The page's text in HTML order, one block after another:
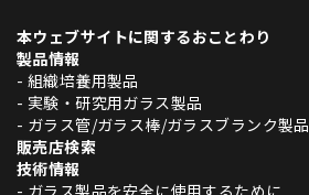
本ウェブサイトに関するおことわり
製品情報
- 組織培養用製品
- 実験・研究用ガラス製品
- ガラス管/ガラス棒/ガラスブランク製品
販売店検索
技術情報